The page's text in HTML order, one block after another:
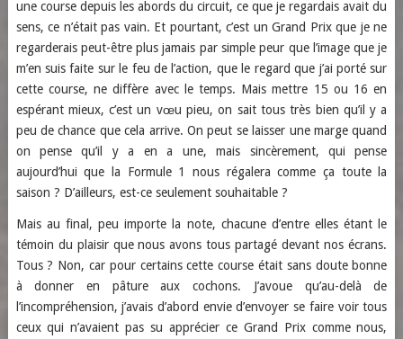
une course depuis les abords du circuit, ce que je regardais avait du
sens, ce n’était pas vain. Et pourtant, c’est un Grand Prix que je ne
regarderais peut-être plus jamais par simple peur que l’image que je
m’en suis faite sur le feu de l’action, que le regard que j’ai porté sur
cette course, ne diffère avec le temps. Mais mettre 15 ou 16 en
espérant mieux, c’est un vœu pieu, on sait tous très bien qu’il y a
peu de chance que cela arrive. On peut se laisser une marge quand
on pense qu’il y a en a une, mais sincèrement, qui pense
aujourd’hui que la Formule 1 nous régalera comme ça toute la
saison ? D’ailleurs, est-ce seulement souhaitable ?
Mais au final, peu importe la note, chacune d’entre elles étant le
témoin du plaisir que nous avons tous partagé devant nos écrans.
Tous ? Non, car pour certains cette course était sans doute bonne
à donner en pâture aux cochons. J’avoue qu’au-delà de
l’incompréhension, j’avais d’abord envie d’envoyer se faire voir tous
ceux qui n’avaient pas su apprécier ce Grand Prix comme nous,